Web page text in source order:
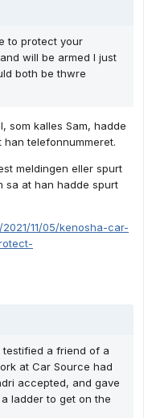
to protect your
will be armed I just
both be thwre
som kalles Sam, hadde
telefonnummeret.
meldingen eller spurt
sa at han hadde spurt
11/05/kenosha-car-
testified a friend of a
at Car Source had
accepted, and gave
ladder to get on the